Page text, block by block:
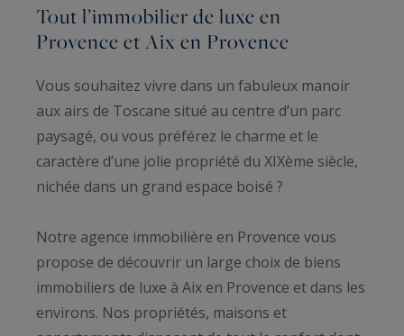
Tout l’immobilier de luxe en
Provence et Aix en Provence
Vous souhaitez vivre dans un fabuleux manoir
aux airs de Toscane situé au centre d’un parc
paysagé, ou vous préférez le charme et le
caractère d’une jolie propriété du XIXème siècle,
nichée dans un grand espace boisé ?
Notre agence immobilière en Provence vous
propose de découvrir un large choix de biens
immobiliers de luxe à Aix en Provence et dans les
environs. Nos propriétés, maisons et